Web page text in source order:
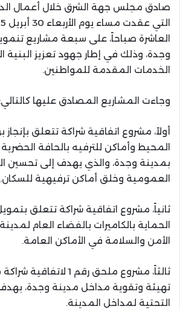
صادق مجلس جهة الشرق خلال أعمال
العاشرة صباحاً، على سبعة مشاريع
وجدة، وذلك في إطار جهود تعزيز البنية
الخدمات المقدمة للمواطنين.
وجاءت المشاريع المصادق عليها كالتالي:
أولاً، مشروع اتفاقية شراكة تتعلق بإنجاز
المحيط وأماكن للترفيه بالحافة
بمدينة وجدة، والذي يهدف إلى تحسين
العمومية وخلق أماكن ترفيهية للسكان.
ثانياً، مشروع اتفاقية شراكة تتعلق
الحماية بالكاميرات بالفضاء العام
الأمن والسلامة في الأماكن العامة.
ثالثاً، مشروع ملحق رقم 1
تهيئة وتقوية مداخل مدينة وجدة،
التحتية لمداخل المدينة.